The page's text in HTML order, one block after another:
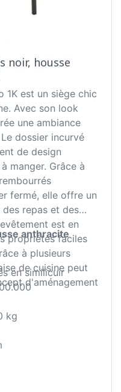
noir, housse
1K est un siège chic
Avec son look
une ambiance
dossier incurvé
de design
manger. Grâce à
fermé, elle offre un
repas et des
est en
propriétés faciles
à plusieurs
de cuisine peut
d'aménagement
anthracite
en similicuir
kg